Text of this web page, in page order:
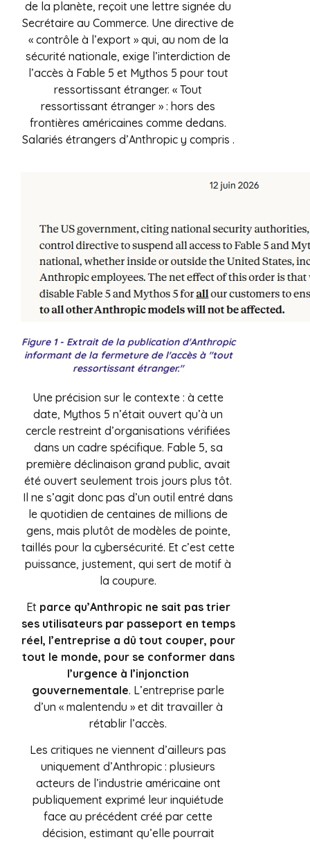
de la planète, reçoit une lettre signée du
Secrétaire au Commerce. Une directive de
« contrôle à l’export » qui, au nom de la
sécurité nationale, exige l’interdiction de
l’accès à Fable 5 et Mythos 5 pour tout
ressortissant étranger. « Tout
ressortissant étranger » : hors des
frontières américaines comme dedans.
Salariés étrangers d’Anthropic y compris .
Figure 1 - Extrait de la publication d'Anthropic
informant de la fermeture de l'accès à "tout
ressortissant étranger."
Une précision sur le contexte : à cette
date, Mythos 5 n’était ouvert qu’à un
cercle restreint d’organisations vérifiées
dans un cadre spécifique. Fable 5, sa
première déclinaison grand public, avait
été ouvert seulement trois jours plus tôt.
Il ne s’agit donc pas d’un outil entré dans
le quotidien de centaines de millions de
gens, mais plutôt de modèles de pointe,
taillés pour la cybersécurité. Et c’est cette
puissance, justement, qui sert de motif à
la coupure.
Et parce qu’Anthropic ne sait pas trier
ses utilisateurs par passeport en temps
réel, l’entreprise a dû tout couper, pour
tout le monde, pour se conformer dans
l’urgence à l’injonction
gouvernementale. L’entreprise parle
d’un « malentendu » et dit travailler à
rétablir l’accès.
Les critiques ne viennent d’ailleurs pas
uniquement d’Anthropic : plusieurs
acteurs de l’industrie américaine ont
publiquement exprimé leur inquiétude
face au précédent créé par cette
décision, estimant qu’elle pourrait